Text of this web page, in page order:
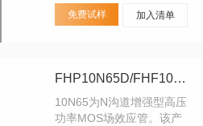
免费试样 加入清单
FHP10N65D/FHF10N65D
10N65为N沟道增强型高压
功率MOS场效应管。该产